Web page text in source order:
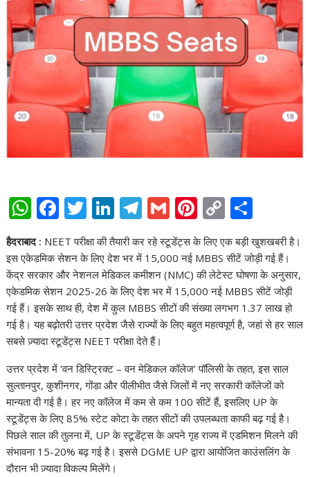
W
at
s
A
p
p
F
ac
e
b
o
o
k
T
w
itt
er
Li
n
k
e
dI
n
T
el
e
gr
a
m
G
m
ai
l
Pi
nt
er
e
st
C
p
y
Li
n
k
ar
e
हैदराबाद : NEET परीक्षा की तैयारी कर रहे स्टूडेंट्स के लिए एक बड़ी खुशखबरी है।
इस एकेडमिक सेशन के लिए देश भर में 15,000 नई MBBS सीटें जोड़ी गई हैं।
केंद्र सरकार और नेशनल मेडिकल कमीशन (NMC) की लेटेस्ट घोषणा के अनुसार,
एकेडमिक सेशन 2025-26 के लिए देश भर में 15,000 नई MBBS सीटें जोड़ी
गई हैं। इसके साथ ही, देश में कुल MBBS सीटों की संख्या लगभग 1.37 लाख हो
गई है। यह बढ़ोतरी उत्तर प्रदेश जैसे राज्यों के लिए बहुत महत्वपूर्ण है, जहां से हर साल
सबसे ज़्यादा स्टूडेंट्स NEET परीक्षा देते हैं।
उत्तर प्रदेश में ‘वन डिस्ट्रिक्ट – वन मेडिकल कॉलेज’ पॉलिसी के तहत, इस साल
सुल्तानपुर, कुशीनगर, गोंडा और पीलीभीत जैसे जिलों में नए सरकारी कॉलेजों को
मान्यता दी गई है। हर नए कॉलेज में कम से कम 100 सीटें हैं, इसलिए UP के
स्टूडेंट्स के लिए 85% स्टेट कोटा के तहत सीटों की उपलब्धता काफी बढ़ गई है।
पिछले साल की तुलना में, UP के स्टूडेंट्स के अपने गृह राज्य में एडमिशन मिलने की
संभावना 15-20% बढ़ गई है। इससे DGME UP द्वारा आयोजित काउंसलिंग के
दौरान भी ज़्यादा विकल्प मिलेंगे।